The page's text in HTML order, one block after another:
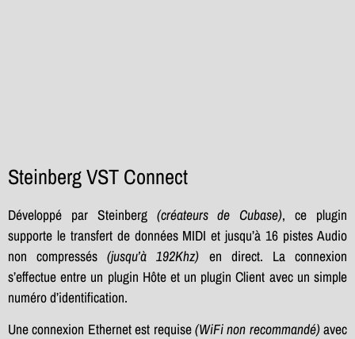
Steinberg VST Connect
Développé par Steinberg (créateurs de Cubase), ce plugin
supporte le transfert de données MIDI et jusqu’à 16 pistes Audio
non compressés(jusqu’à 192Khz) en direct. La connexion
s’effectue entre un plugin Hôte et un plugin Client avec un simple
numéro d’identification.
Une connexion Ethernet est requise(WiFi non recommandé)avec